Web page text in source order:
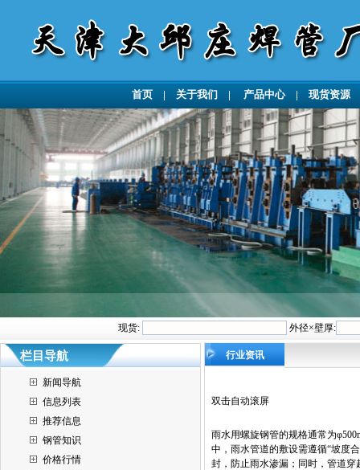
首页| 关于我们 | 产品中心| 现货资源
现货: 外径×壁厚:
栏目导航
新闻导航
信息列表
推荐信息
钢管知识
价格行情
行业资讯
双击自动滚屏
雨水用螺旋钢管的规格通常为
中，雨水管道的敷设需遵循“坡度
封，防止雨水渗漏；同时，管道